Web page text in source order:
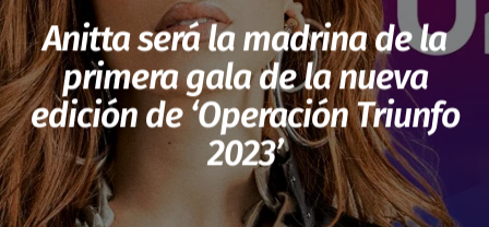
Anitta será la madrina de la
primera gala de la nueva
edición de ‘Operación Triunfo
2023’